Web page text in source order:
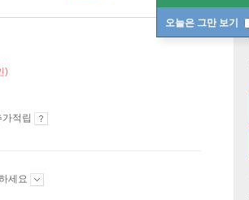
오늘은 그만 보기
)
적립
세요